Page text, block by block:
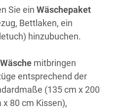
Sie ein Wäschepaket
Bettlaken, ein
hinzubuchen.
mitbringen
entsprechend der
(135 cm x 200
80 cm Kissen),